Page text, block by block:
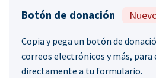
Botón de donación
Copia y pega un botón de
correos electrónicos y más,
directamente a tu formulario.